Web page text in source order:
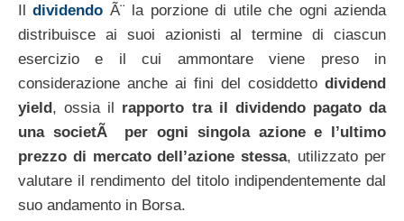
Ildividendo Ã¨ la porzione di utile che ogni azienda
distribuisce ai suoi azionisti al termine di ciascun
esercizio e il cui ammontare viene preso in
considerazione anche ai fini del cosiddetto dividend
yield, ossia il rapporto tra il dividendo pagato da
una societÃ per ogni singola azione e l’ultimo
prezzo di mercato dell’azione stessa, utilizzato per
valutare il rendimento del titolo indipendentemente dal
suo andamento in Borsa.